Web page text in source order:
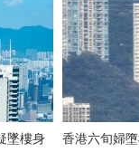
墜樓身
香港六旬婦